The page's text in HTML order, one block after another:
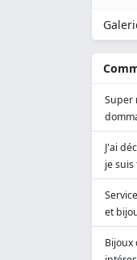
Super
J'ai
je
et